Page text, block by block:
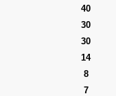
40
30
30
14
8
7